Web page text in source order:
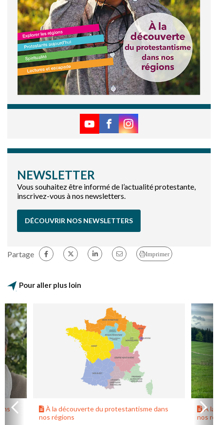
NEWSLETTER
Vous souhaitez être informé de l’actualité protestante,
inscrivez-vous à nos newsletters.
DÉCOUVRIR NOS NEWSLETTERS
Partage Imprimer
Pour aller plus loin
À la découverte du protestantisme dans
nos régions
À la
nos